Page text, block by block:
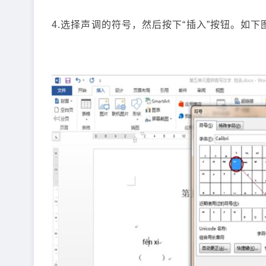
4.选择声调的符号，然后按下“插入”按钮。如下